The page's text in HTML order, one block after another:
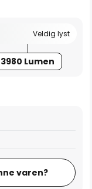
Veldig lyst
3980 Lumen
varen?